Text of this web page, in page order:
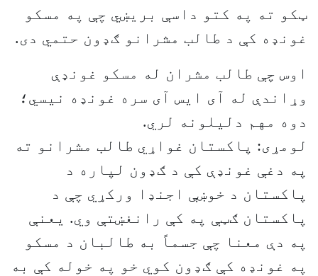
ټکو ته په کتو داسې بريښي چې په مسکو
غونډه کې د طالب مشرانو ګډون حتمي دی.
اوس چې طالب مشران له مسکو غونډې
وړاندې له آی ايس آی سره غونډه نيسي؛
دوه مهم دليلونه لري.
لومړی: پاکستان غواړي طالب مشرانو ته
په دغې غونډې کې د ګډون لپاره د
پاکستان د خوښې اجنډا ورکړي چې د
پاکستان ګټې په کې رانغښتې وي. یعنې
په دې معنا چې جسماً به طالبان د مسکو
په غونډه کې ګډون کوي خو په خوله کې به